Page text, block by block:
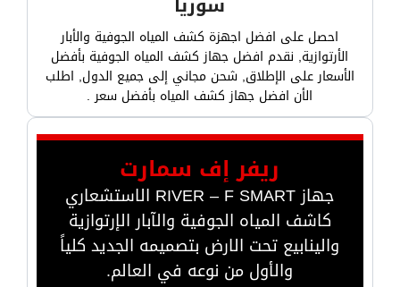
احصل على افضل اجهزة كشف المياه الجوفية والأبار
الأرتوازية, نقدم افضل جهاز كشف المياه الجوفية بأفضل
الأسعار على الإطلاق, شحن مجاني إلى جميع الدول, اطلب
الأن افضل جهاز كشف المياه بأفضل سعر .
ريفر إف سمارت
جهاز RIVER – F SMART الاستشعاري
كاشف المياه الجوفية والآبار الإرتوازية
والينابيع تحت الارض بتصميمه الجديد كلياً
والأول من نوعه في العالم.